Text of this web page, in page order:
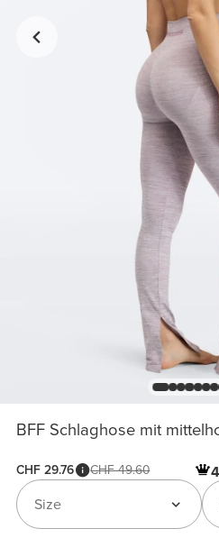
BFF Schlaghose mit
CHF 29.76 CHF 49.60
Size